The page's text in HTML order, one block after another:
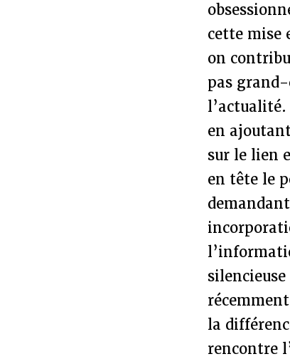
cette mise
on
pas
en
sur le lien
en tête le
la
rencontre